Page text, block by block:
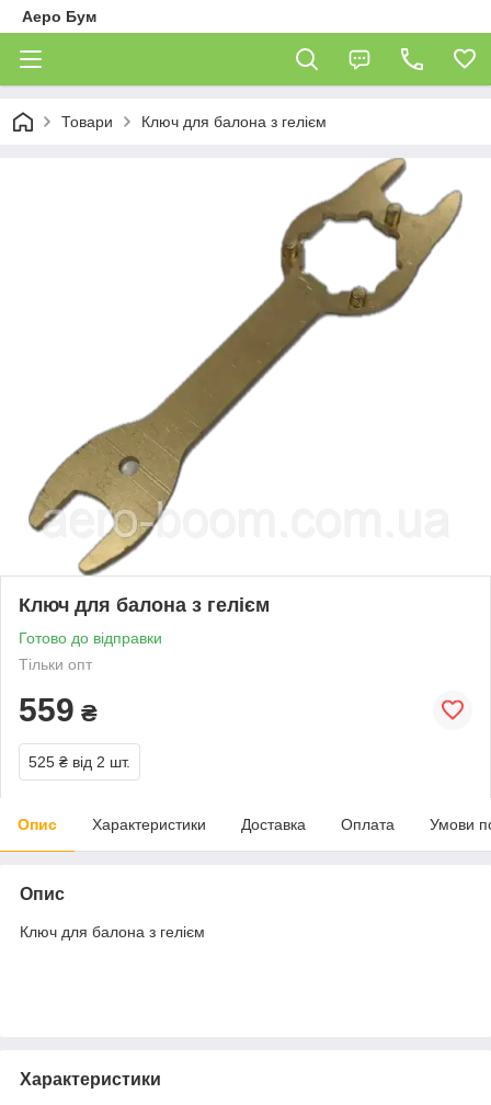
Аеро Бум
Товари Ключ для балона з гелієм
Ключ для балона з гелієм
Готово до відправки
Тільки опт
559 ₴
525 ₴ від 2 шт.
Опис Характеристики Доставка Оплата Умови
Опис
Ключ для балона з гелієм
Характеристики